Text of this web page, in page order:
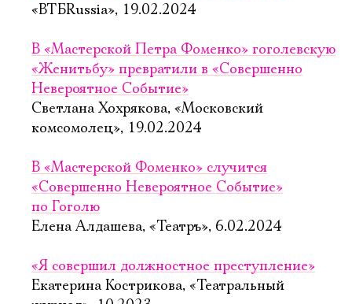
«ВТБRussia», 19.02.2024
В «Мастерской Петра Фоменко» гоголевскую
«Женитьбу» превратили в «Совершенно
Невероятное Событие»
Светлана Хохрякова, «Московский
комсомолец», 19.02.2024
В «Мастерской Фоменко» случится
«Совершенно Невероятное Событие»
по Гоголю
Елена Алдашева, «Театръ», 6.02.2024
«Я совершил должностное преступление»
Екатерина Кострикова, «Театральный